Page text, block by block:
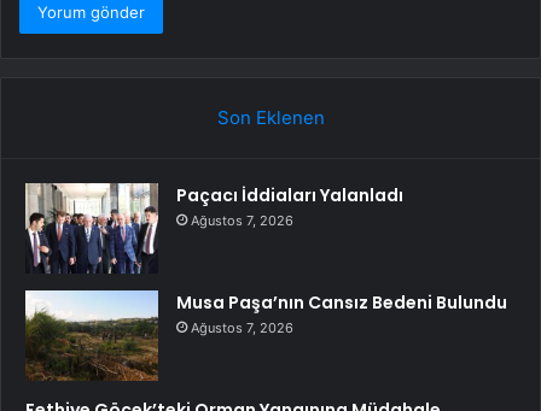
Son Eklenen
Paçacı İddiaları Yalanladı
Ağustos 7, 2026
Musa Paşa’nın Cansız Bedeni Bulundu
Ağustos 7, 2026